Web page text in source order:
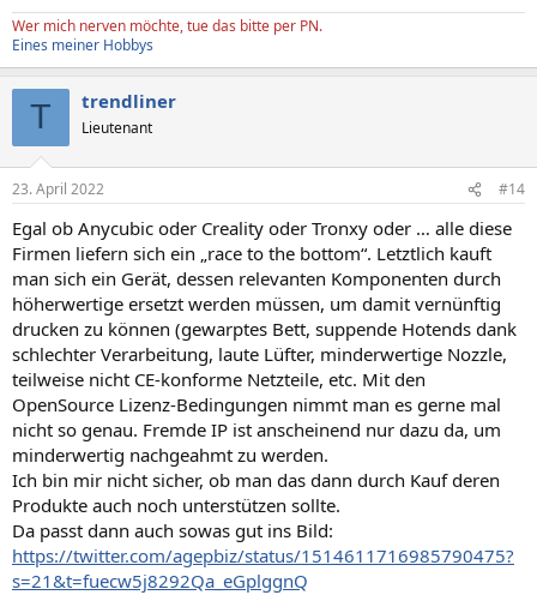
Wer mich nerven möchte, tue das bitte per PN.
Eines meiner Hobbys
T trendliner
Lieutenant
23. April 2022 #14
Egal ob Anycubic oder Creality oder Tronxy oder … alle diese
Firmen liefern sich ein „race to the bottom“. Letztlich kauft
man sich ein Gerät, dessen relevanten Komponenten durch
höherwertige ersetzt werden müssen, um damit vernünftig
drucken zu können (gewarptes Bett, suppende Hotends dank
schlechter Verarbeitung, laute Lüfter, minderwertige Nozzle,
teilweise nicht CE-konforme Netzteile, etc. Mit den
OpenSource Lizenz-Bedingungen nimmt man es gerne mal
nicht so genau. Fremde IP ist anscheinend nur dazu da, um
minderwertig nachgeahmt zu werden.
Ich bin mir nicht sicher, ob man das dann durch Kauf deren
Produkte auch noch unterstützen sollte.
Da passt dann auch sowas gut ins Bild:
https://twitter.com/agepbiz/status/1514611716985790475?
s=21&t=fuecw5j8292Qa_eGplggnQ